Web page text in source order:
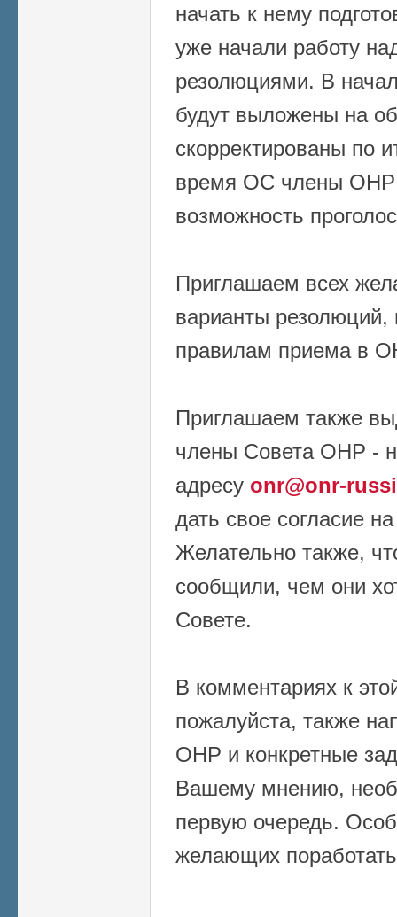
начать к нему
уже начали работу
резолюциями. В
будут выложены на
скорректированы по
время ОС члены ОНР
возможность
Приглашаем всех
варианты резолюций,
правилам приема в
Приглашаем также
члены Совета ОНР -
адресу onr@onr-
дать свое согласие
Желательно также,
сообщили, чем они
Совете.
В комментариях к
пожалуйста, также
ОНР и конкретные
Вашему мнению,
первую очередь.
желающих